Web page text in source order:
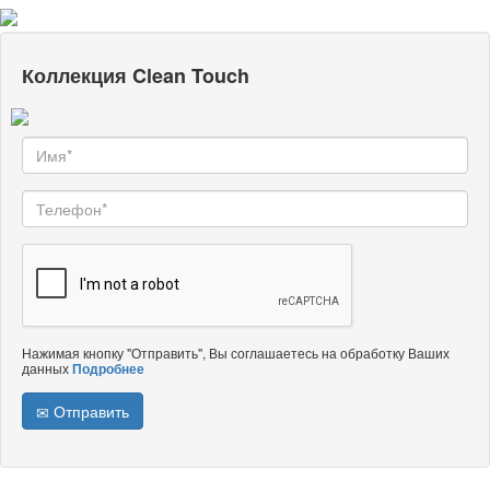
Коллекция Clean Touch
Нажимая кнопку "Отправить", Вы соглашаетесь на обработку Ваших
данныхПодробнее
Отправить